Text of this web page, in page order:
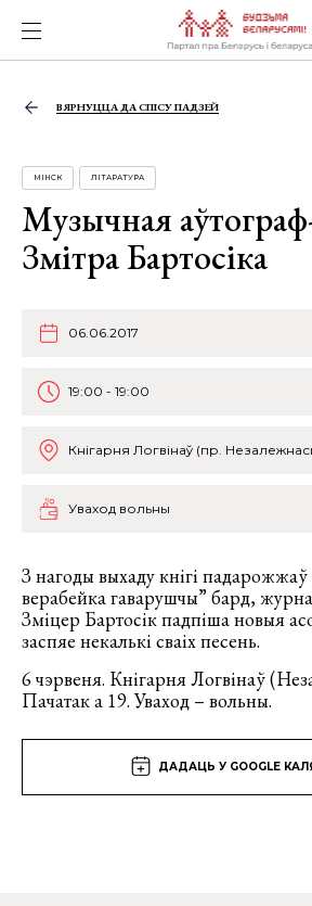
ВЯРНУЦЦА ДА СПІСУ ПАДЗЕЙ
МІНСК ЛІТАРАТУРА
Музычная
Змітра Бартосіка
06.06.2017
19:00 - 19:00
Кнігарня Логвінаў (пр.
Уваход вольны
З нагоды выхаду кнігі
верабейка гаварушчы” бард,
Зміцер Бартосік падпіша новыя
заспяе некалькі сваіх песень.
6 чэрвеня. Кнігарня Логвінаў
Пачатак а 19. Уваход – вольны.
ДАДАЦЬ У GOOGLE